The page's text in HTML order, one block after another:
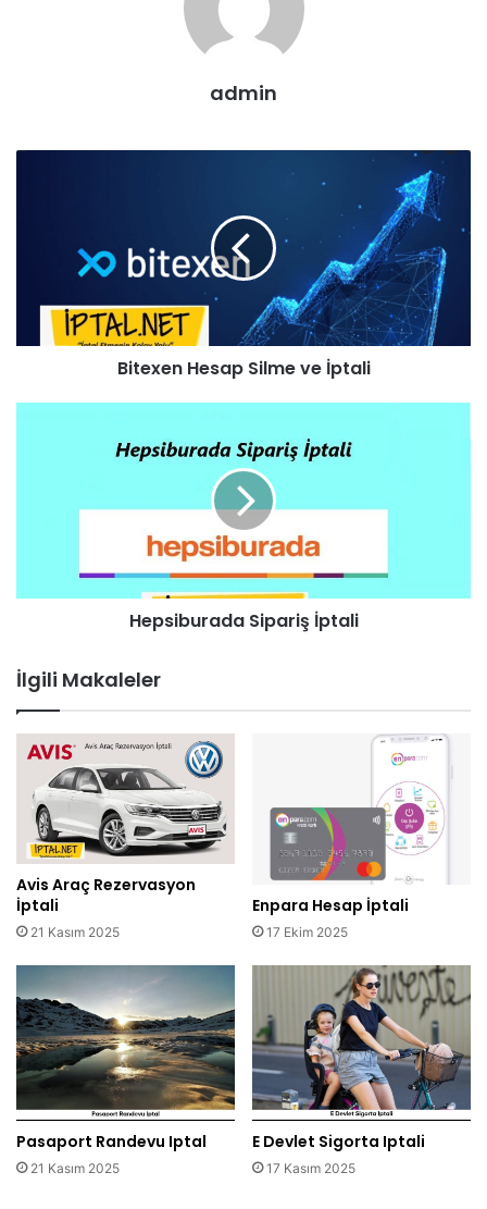
admin
Bitexen Hesap Silme ve İptali
Hepsiburada Sipariş İptali
İlgili Makaleler
Avis Araç Rezervasyon
İptali
21 Kasım 2025
Enpara Hesap İptali
17 Ekim 2025
Pasaport Randevu Iptal
21 Kasım 2025
E Devlet Sigorta Iptali
17 Kasım 2025